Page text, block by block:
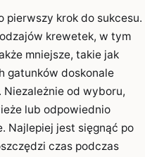
krok do sukcesu.
krewetek, w tym
mniejsze, takie jak
gatunków doskonale
Niezależnie od wyboru,
lub odpowiednio
Najlepiej jest sięgnąć po
czas podczas